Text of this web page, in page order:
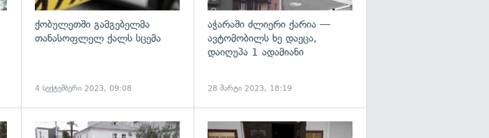
ქობულეთში გამგებელმა
თანასოფლელ ქალს სცემა
4 სექტემბერი 2023, 09:08
აჭარაში ძლიერი ქარია —
ავტომობილს ხე დაეცა,
დაიღუპა 1 ადამიანი
28 მარტი 2023, 18:19